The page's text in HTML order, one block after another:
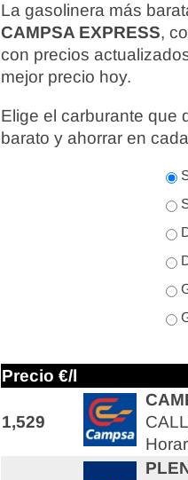
La gasolinera más
CAMPSA EXPRESS,
con precios
mejor precio hoy.
Elige el carburante que
barato y ahorrar en
Precio €/l
1,529